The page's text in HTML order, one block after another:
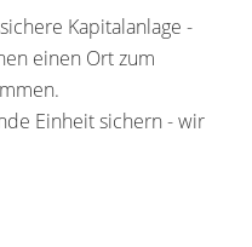
Kapitalanlage -
einen Ort zum
Einheit sichern - wir